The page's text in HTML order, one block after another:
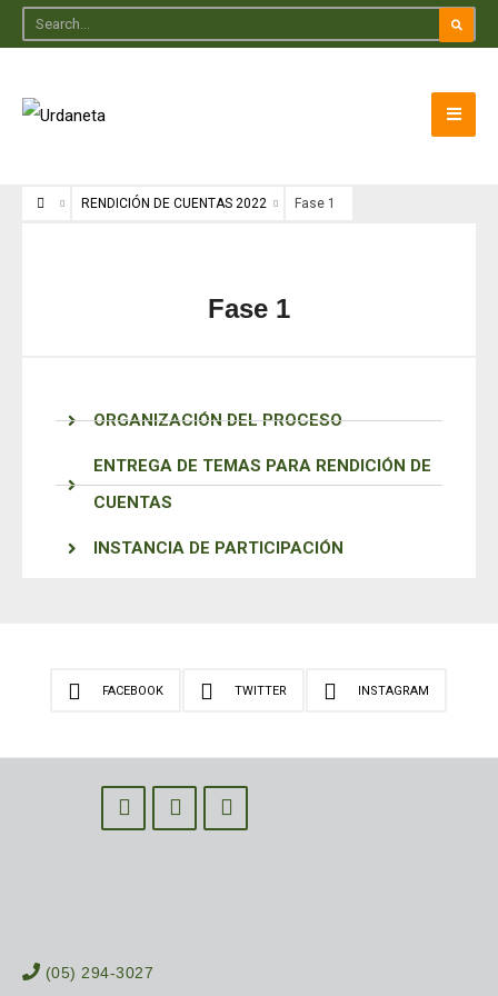
RENDICIÓN DE CUENTAS 2022 Fase 1
Fase 1
ORGANIZACIÓN DEL PROCESO
ENTREGA DE TEMAS PARA RENDICIÓN DE
CUENTAS
INSTANCIA DE PARTICIPACIÓN
FACEBOOK TWITTER INSTAGRAM
(05) 294-3027